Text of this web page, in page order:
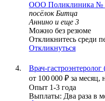
ООО Поликлиника №
посёлок Битца
Аннино и еще 3
Можно без резюме
Откликнитесь среди
Откликнуться
Врач-
от 100 000 ₽ за месяц,
Опыт 1-3 года
Выплаты: Два раза в